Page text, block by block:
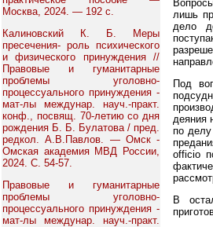
Москва, 2024. — 192 с.
Калиновский К. Б. Меры
пресечения- роль психического
и физического принуждения //
Правовые и гуманитарные
проблемы уголовно-
процессуального принуждения -
мат-лы междунар. науч.-практ.
конф., посвящ. 70-летию со дня
рождения Б. Б. Булатова / пред.
редкол. А.В.Павлов. — Омск -
Омская академия МВД России,
2024. С. 54-57.
Правовые и гуманитарные
проблемы уголовно-
процессуального принуждения -
мат-лы междунар. науч.-практ.
лишь
дело
Под
деяния
по
оfficio
В